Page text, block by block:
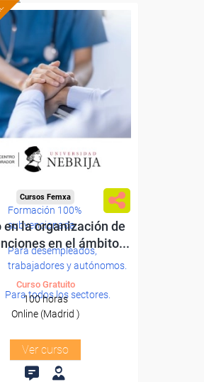
Formación 100%
subvencionada.
Para desempleados,
trabajadores y autónomos.
Para todos los sectores.
Cursos Femxa
en la organización de
en el ámbito...
Curso Gratuito
100 horas
Online (Madrid )
Ver curso